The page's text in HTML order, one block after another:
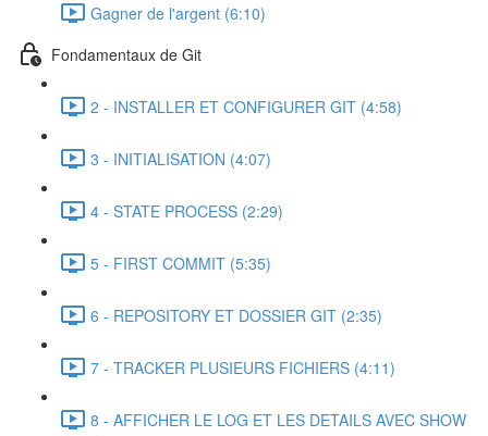
Gagner de l'argent (6:10)
Fondamentaux de Git
2 - INSTALLER ET CONFIGURER GIT (4:58)
3 - INITIALISATION (4:07)
4 - STATE PROCESS (2:29)
5 - FIRST COMMIT (5:35)
6 - REPOSITORY ET DOSSIER GIT (2:35)
7 - TRACKER PLUSIEURS FICHIERS (4:11)
8 - AFFICHER LE LOG ET LES DETAILS AVEC SHOW